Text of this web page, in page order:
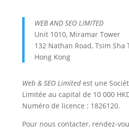
WEB AND SEO LIMITED
Unit 1010, Miramar Tower
132 Nathan Road, Tsim Sha
Hong Kong
Web & SEO Limitedest une
Limitée au capital de 10 000
Numéro de licence : 1826120.
Pour nous contacter, rendez-